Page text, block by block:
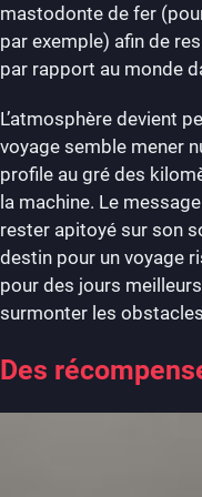
mastodonte de fer
par exemple) afin de
par rapport au monde
L’atmosphère devient
voyage semble mener
profile au gré des
la machine. Le
rester apitoyé sur son
destin pour un voyage
pour des jours
surmonter les
Des